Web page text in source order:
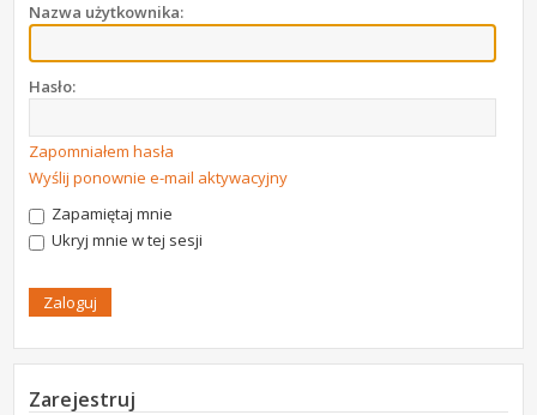
Nazwa użytkownika:
Hasło:
Zapomniałem hasła
Wyślij ponownie e-mail aktywacyjny
Zapamiętaj mnie
Ukryj mnie w tej sesji
Zarejestruj